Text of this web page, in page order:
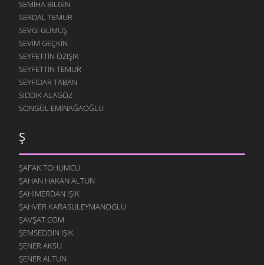
SEMIHA BILGIN
SERDAL TEMUR
SEVGI GÜMÜŞ
SEVIM GEÇKIN
SEYFETTIN ÖZIŞIK
SEYFETTIN TEMUR
SEYFIDAR TABAN
SIDDIK ALAGÖZ
SONGÜL EMINAĞAOĞLU
Ş
ŞAFAK TOHUMCU
ŞAHAN HAKAN ALTUN
ŞAHIMERDAN IŞIK
ŞAHVER KARASULEYMANOGLU
ŞAVŞAT.COM
ŞEMSEDDIN IŞIK
ŞENER AKSU
ŞENER ALTUN